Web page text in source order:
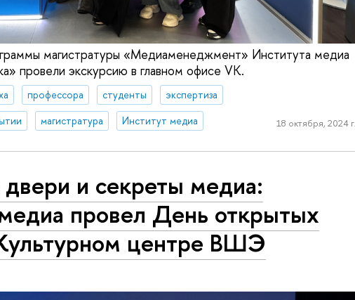
магистратуры «Медиаменеджмент» Института медиа
провели экскурсию в главном офисе VK.
профессора студенты
экспертиза
магистратура Институт медиа 18 октября, 2024 г.
и секреты медиа:
провел День открытых
центре ВШЭ